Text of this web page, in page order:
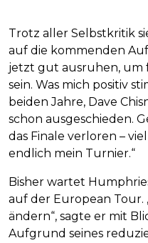
Trotz aller Selbstkritik
auf die kommenden
jetzt gut ausruhen, um
sein. Was mich positiv
beiden Jahre, Dave
schon ausgeschieden.
das Finale verloren –
endlich mein Turnier.“
Bisher wartet
auf der European Tour.
ändern“, sagte er mit
Aufgrund seines